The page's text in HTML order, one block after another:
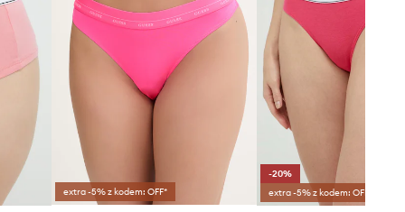
extra -5% z kodem: OFF*
-20%
extra -5% z kodem: OFF*